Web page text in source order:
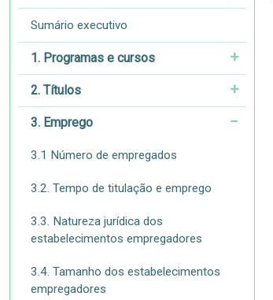
Sumário executivo
1. Programas e cursos
2. Títulos
3. Emprego
3.1 Número de empregados
3.2. Tempo de titulação e emprego
3.3. Natureza jurídica dos
estabelecimentos empregadores
3.4. Tamanho dos estabelecimentos
empregadores